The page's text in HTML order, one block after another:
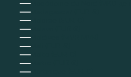
Macédoine du Nord (MKD ден)
Madagascar (EUR €)
Malaisie (EUR €)
Malawi (EUR €)
Maldives (MVR MVR)
Mali (EUR €)
Malte (EUR €)
Maroc (EUR €)
Martinique (EUR €)